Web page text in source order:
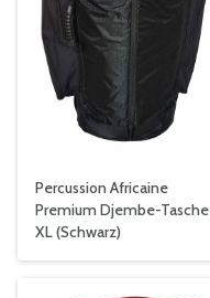
Percussion Africaine
Premium Djembe-Tasche
XL (Schwarz)